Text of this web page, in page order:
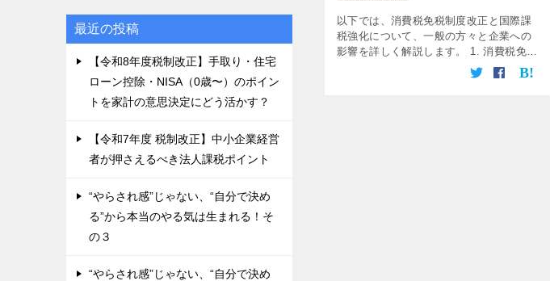
以下では、消費税免税制度改正と国際課
税強化について、一般の方々と企業への
影響を詳しく解説します。 1. 消費税免税
制度改正（外国人観光客向け「リファン
ド方式」への変更） (1) 制度の概要 (2)
最近の投稿
【令和8年度税制改正】手取り・住宅
ローン控除・NISA（0歳〜）のポイン
トを家計の意思決定にどう活かす？
【令和7年度 税制改正】中小企業経営
者が押さえるべき法人課税ポイント
“やらされ感”じゃない、“自分で決め
る”から本当のやる気は生まれる！そ
の３
“やらされ感”じゃない、“自分で決め